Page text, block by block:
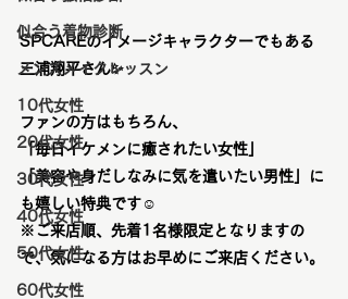
似合う着物診断
メンズメイクレッスン
10代女性
20代女性
30代女性
40代女性
50代女性
60代女性
SPCAREのイメージキャラクターでもある
三浦翔平さん✨
ファンの方はもちろん、
「毎日イケメンに癒されたい女性」
「美容や身だしなみに気を遣いたい男性」に
も嬉しい特典です☺️
※ご来店順、先着1名様限定となりますの
で、気になる方はお早めにご来店ください。